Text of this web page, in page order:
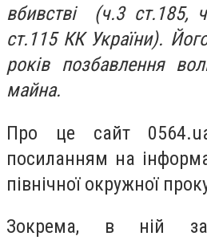
вбивстві (ч.3 ст.185,
ст.115 КК України).
років позбавлення
майна.
Про це сайт
посиланням на
північної окружної
Зокрема, в ній